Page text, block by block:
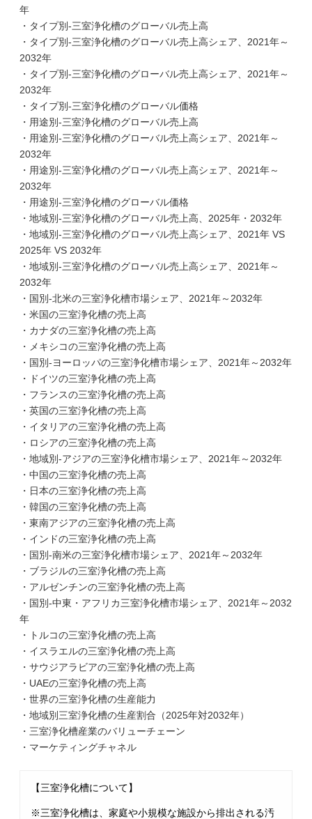
年
・タイプ別-三室浄化槽のグローバル売上高
・タイプ別-三室浄化槽のグローバル売上高シェア、2021年～
2032年
・タイプ別-三室浄化槽のグローバル売上高シェア、2021年～
2032年
・タイプ別-三室浄化槽のグローバル価格
・用途別-三室浄化槽のグローバル売上高
・用途別-三室浄化槽のグローバル売上高シェア、2021年～
2032年
・用途別-三室浄化槽のグローバル売上高シェア、2021年～
2032年
・用途別-三室浄化槽のグローバル価格
・地域別-三室浄化槽のグローバル売上高、2025年・2032年
・地域別-三室浄化槽のグローバル売上高シェア、2021年 VS
2025年 VS 2032年
・地域別-三室浄化槽のグローバル売上高シェア、2021年～
2032年
・国別-北米の三室浄化槽市場シェア、2021年～2032年
・米国の三室浄化槽の売上高
・カナダの三室浄化槽の売上高
・メキシコの三室浄化槽の売上高
・国別-ヨーロッパの三室浄化槽市場シェア、2021年～2032年
・ドイツの三室浄化槽の売上高
・フランスの三室浄化槽の売上高
・英国の三室浄化槽の売上高
・イタリアの三室浄化槽の売上高
・ロシアの三室浄化槽の売上高
・地域別-アジアの三室浄化槽市場シェア、2021年～2032年
・中国の三室浄化槽の売上高
・日本の三室浄化槽の売上高
・韓国の三室浄化槽の売上高
・東南アジアの三室浄化槽の売上高
・インドの三室浄化槽の売上高
・国別-南米の三室浄化槽市場シェア、2021年～2032年
・ブラジルの三室浄化槽の売上高
・アルゼンチンの三室浄化槽の売上高
・国別-中東・アフリカ三室浄化槽市場シェア、2021年～2032
年
・トルコの三室浄化槽の売上高
・イスラエルの三室浄化槽の売上高
・サウジアラビアの三室浄化槽の売上高
・UAEの三室浄化槽の売上高
・世界の三室浄化槽の生産能力
・地域別三室浄化槽の生産割合（2025年対2032年）
・三室浄化槽産業のバリューチェーン
・マーケティングチャネル
【三室浄化槽について】
※三室浄化槽は、家庭や小規模な施設から排出される汚